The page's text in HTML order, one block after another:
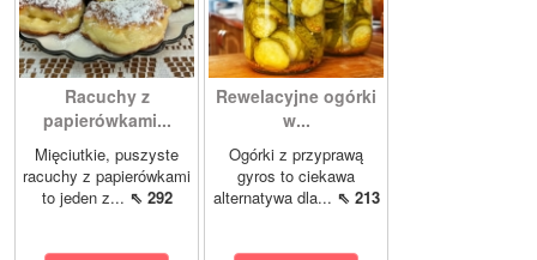
Racuchy z
papierówkami...
Mięciutkie, puszyste
racuchy z papierówkami
to jeden z... ⇖ 292
Rewelacyjne ogórki
w...
Ogórki z przyprawą
gyros to ciekawa
alternatywa dla... ⇖ 213